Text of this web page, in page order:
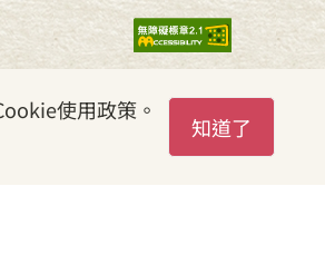
使用政策。
知道了